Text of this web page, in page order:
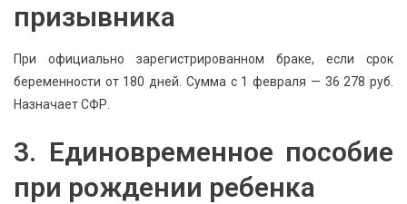
призывника
При официально зарегистрированном браке, если срок
беременности от 180 дней. Сумма с 1 февраля — 36 278 руб.
Назначает СФР.
3. Единовременное пособие
при рождении ребенка